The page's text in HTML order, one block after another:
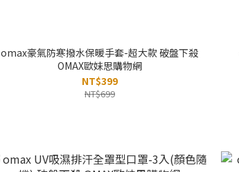
omax豪氣防寒撥水保暖手套-超大款 破盤下殺
OMAX歐妹思購物網
NT$399
NT$699